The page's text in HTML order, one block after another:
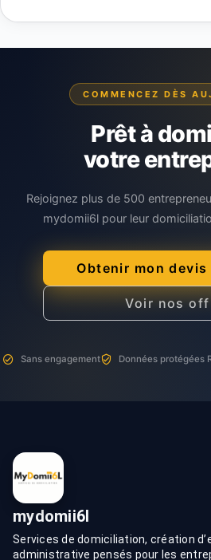
COMMENCEZ DÈS
Prêt à
votre
Rejoignez plus de 500
mydomii6l pour leur
Obtenir mon
Voir nos
Sans engagement Données protégées
mydomii6l
Services de domiciliation, création
administrative pensés pour les